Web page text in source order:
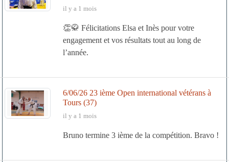
il y a 1 mois
👏🥋 Félicitations Elsa et Inès pour votre
engagement et vos résultats tout au long de
l’année.
6/06/26 23 ième Open international vétérans à
Tours (37)
il y a 1 mois
Bruno termine 3 ième de la compétition. Bravo !